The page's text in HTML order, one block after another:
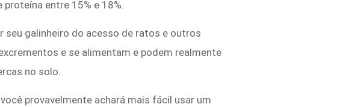
entre 15% e 18%.
seu galinheiro do acesso de ratos e outros
e se alimentam e podem realmente
no solo.
provavelmente achará mais fácil usar um